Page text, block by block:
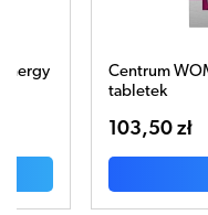
+ 30
Centrum
tabletek gratis
103,30 zł